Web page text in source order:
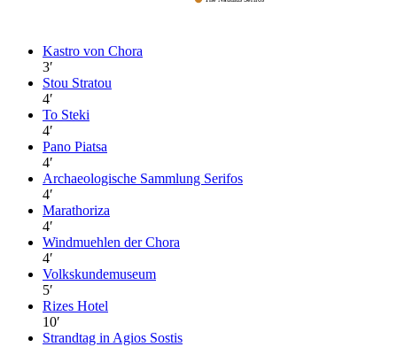
Kastro von Chora
3′
Stou Stratou
4′
To Steki
4′
Pano Piatsa
4′
Archaeologische Sammlung Serifos
4′
Marathoriza
4′
Windmuehlen der Chora
4′
Volkskundemuseum
5′
Rizes Hotel
10′
Strandtag in Agios Sostis